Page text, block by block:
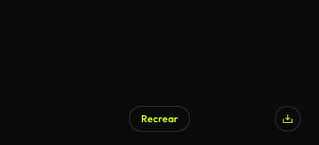
Recrear